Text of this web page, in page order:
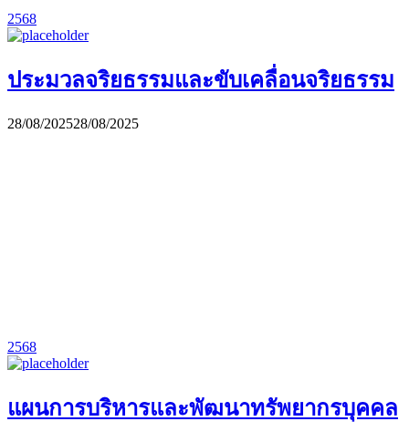
2568
ประมวลจริยธรรมและขับเคลื่อนจริยธรรม
28/08/202528/08/2025
2568
แผนการบริหารและพัฒนาทรัพยากรบุคคล